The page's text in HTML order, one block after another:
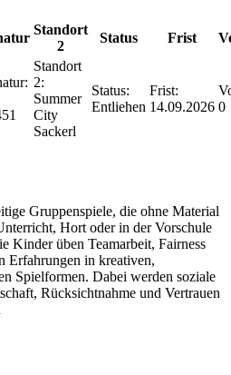
Standort
2
Status Frist
Standort
2:
Summer
City
Sackerl
Status:
Entliehen
Frist:
14.09.2026 0
Gruppenspiele, die ohne Material
Hort oder in der Vorschule
Kinder üben Teamarbeit, Fairness
Erfahrungen in kreativen,
Spielformen. Dabei werden soziale
Rücksichtnahme und Vertrauen